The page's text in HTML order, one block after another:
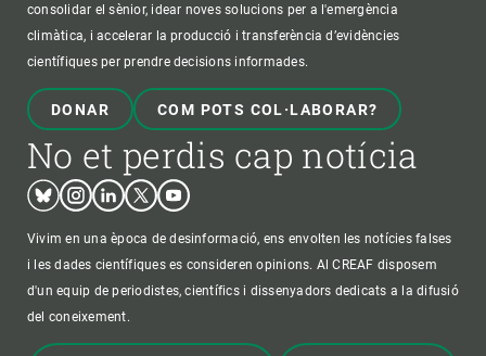
consolidar el sènior, idear noves solucions per a l'emergència
climàtica, i accelerar la producció i transferència d’evidències
científiques per prendre decisions informades.
DONAR COM POTS COL·LABORAR?
No et perdis cap notícia
BlueskyInstagram
LinkedinTwitterYoutube
Vivim en una època de desinformació, ens envolten les notícies falses
i les dades científiques es consideren opinions. Al CREAF disposem
d'un equip de periodistes, científics i dissenyadors dedicats a la difusió
del coneixement.